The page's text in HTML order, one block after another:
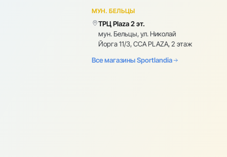
МУН. БЕЛЬЦЫ
ТРЦ Plaza 2 эт.
мун. Бельцы, ул. Николай
Йорга 11/3, CCA PLAZA, 2 этаж
Все магазины Sportlandia